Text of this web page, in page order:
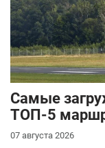
Самые
ТОП-5
07 августа 2026